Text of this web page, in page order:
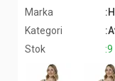
Marka
Kategori
Stok
:9